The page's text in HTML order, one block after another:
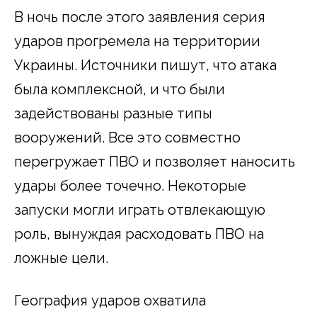
В ночь после этого заявления серия
ударов прогремела на территории
Украины. Источники пишут, что атака
была комплексной, и что были
задействованы разные типы
вооружений. Все это совместно
перегружает ПВО и позволяет наносить
удары более точечно. Некоторые
запуски могли играть отвлекающую
роль, вынуждая расходовать ПВО на
ложные цели.
География ударов охватила